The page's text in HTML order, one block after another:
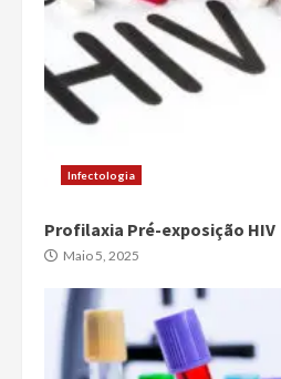
Infectologia
Profilaxia Pré-exposição HIV
Maio 5, 2025